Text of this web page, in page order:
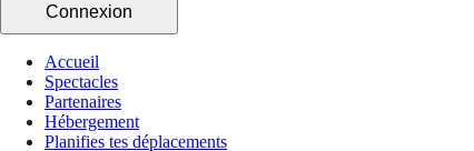
Connexion
Accueil
Spectacles
Partenaires
Hébergement
Planifies tes déplacements